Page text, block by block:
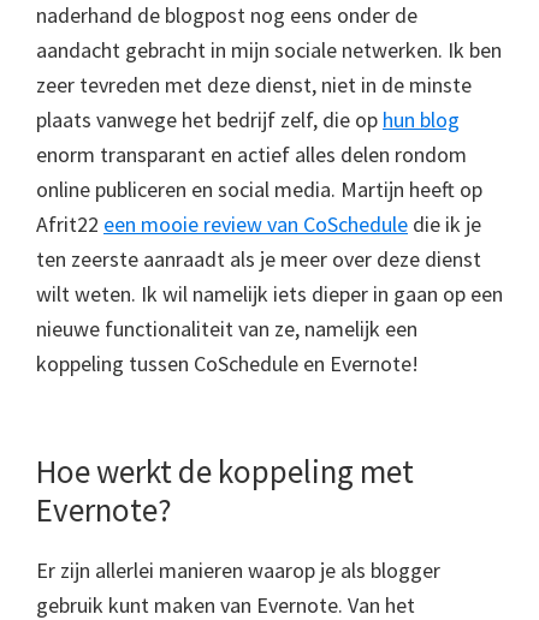
naderhand de blogpost nog eens onder de
aandacht gebracht in mijn sociale netwerken. Ik ben
zeer tevreden met deze dienst, niet in de minste
plaats vanwege het bedrijf zelf, die op hun blog
enorm transparant en actief alles delen rondom
online publiceren en social media. Martijn heeft op
Afrit22 een mooie review van CoSchedule die ik je
ten zeerste aanraadt als je meer over deze dienst
wilt weten. Ik wil namelijk iets dieper in gaan op een
nieuwe functionaliteit van ze, namelijk een
koppeling tussen CoSchedule en Evernote!
Hoe werkt de koppeling met
Evernote?
Er zijn allerlei manieren waarop je als blogger
gebruik kunt maken van Evernote. Van het